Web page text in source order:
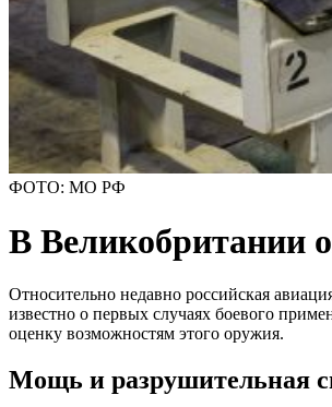
ФОТО: МО РФ
В Великобритании
Относительно недавно российская
известно о первых случаях боевого
оценку возможностям этого оружия.
Мощь и разрушительная